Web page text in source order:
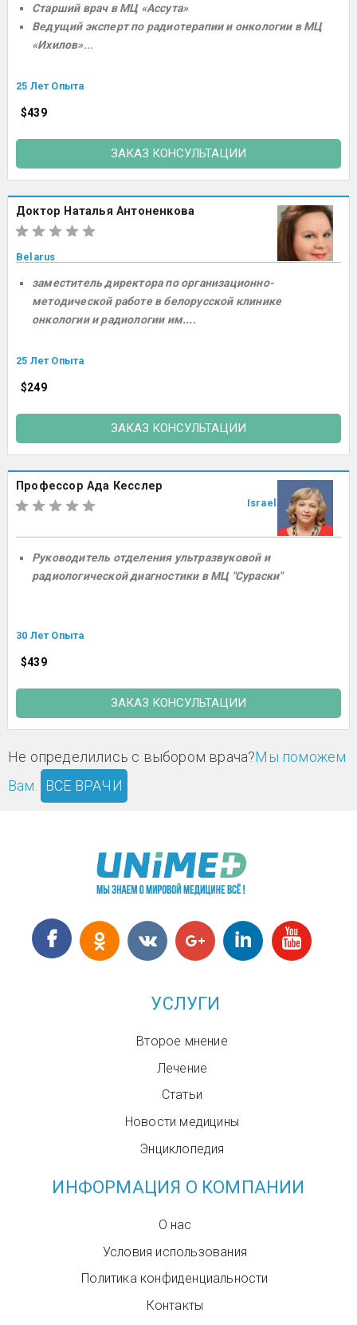
Старший врач в МЦ «Ассута»
Ведущий эксперт по радиотерапии и онкологии в МЦ
«Ихилов»...
25 Лет Опыта
$439
ЗАКАЗ КОНСУЛЬТАЦИИ
Доктор Наталья Антоненкова
Belarus
заместитель директора по организационно-
методической работе в белорусской клинике
онкологии и радиологии им....
25 Лет Опыта
$249
ЗАКАЗ КОНСУЛЬТАЦИИ
Профессор Ада Кесслер
Israel
Руководитель отделения ультразвуковой и
радиологической диагностики в МЦ "Сураски"
30 Лет Опыта
$439
ЗАКАЗ КОНСУЛЬТАЦИИ
Не определились с выбором врача?Мы поможем
Вам. ВСЕ ВРАЧИ
УСЛУГИ
Второе мнение
Лечение
Статьи
Новости медицины
Энциклопедия
ИНФОРМАЦИЯ О КОМПАНИИ
О нас
Условия использования
Политика конфиденциальности
Контакты